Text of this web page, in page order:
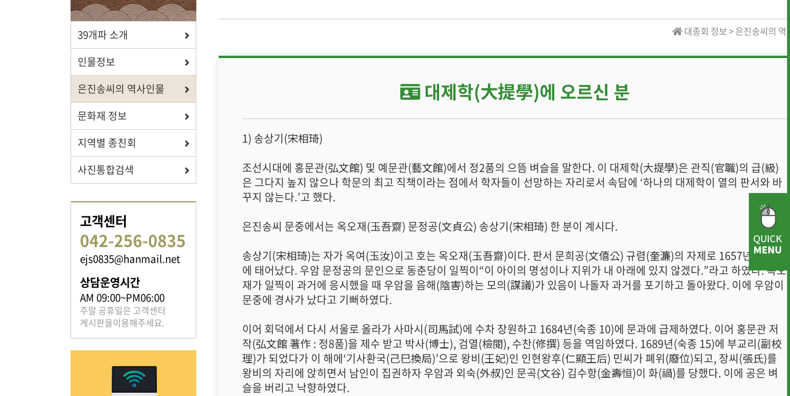
포상/장학
효행 정신과 숭조돈종의 사상이
투철한 장학생을 지원합니다.
· 쌍청당상 · 쌍청당상 소개
· 장학금 출연
· 역대 수상자 명단
· 역대 장학생 명단
자료실
보학, 전통상식, 도서관에서
· 은진송씨 종보
· 동영상자료실 · 도서목록표
족보 자료실
은진송씨의 족보를 확인하실 수 있습니다.
· 족보 자료실
· 공지사항 · 행사일정 · 행사사진 · 개선의견 제
39개파 소개
인물정보
은진송씨의 역사인물
문화재 정보
지역별 종친회
사진통합검색
고객센터
042-256-0835
ejs0835@hanmail.net
상담운영시간
AM 09:00~PM06:00
주말 공휴일은 고객센터
게시판을이용해주세요.
대종회 정보 > 은진송씨의 역
대제학(大提學)에 오르신 분
1) 송상기(宋相琦)
조선시대에 홍문관(弘文館) 및 예문관(藝文館)에서 정2품의 으뜸 벼슬을 말한다. 이 대제학(大提學)은 관직(官職)의 급(級)
은 그다지 높지 않으나 학문의 최고 직책이라는 점에서 학자들이 선망하는 자리로서 속담에 ‘하나의 대제학이 열의 판서와 바
꾸지 않는다.’고 했다.
은진송씨 문중에서는 옥오재(玉吾齋) 문정공(文貞公) 송상기(宋相琦) 한 분이 계시다.
송상기(宋相琦)는 자가 옥여(玉汝)이고 호는 옥오재(玉吾齋)이다. 판서 문희공(文僖公) 규렴(奎濂)의 자제로 1657년(효종 8)
에 태어났다. 우암 문정공의 문인으로 동춘당이 일찍이“이 아이의 명성이나 지위가 내 아래에 있지 않겠다.”라고 하였다. 옥오
재가 일찍이 과거에 응시했을 때 우암을 음해(陰害)하는 모의(謀議)가 있음이 나돌자 과거를 포기하고 돌아왔다. 이에 우암이
문중에 경사가 났다고 기뻐하였다.
이어 회덕에서 다시 서울로 올라가 사마시(司馬試)에 수차 장원하고 1684년(숙종 10)에 문과에 급제하였다. 이어 홍문관 저
작(弘文館 著作 : 정8품)을 제수 받고 박사(博士), 검열(檢閱), 수찬(修撰) 등을 역임하였다. 1689년(숙종 15)에 부교리(副校
理)가 되었다가 이 해에‘기사환국(己巳換局)’으로 왕비(王妃)인 인현왕후(仁顯王后) 민씨가 폐위(廢位)되고, 장씨(張氏)를
왕비의 자리에 앉히면서 남인이 집권하자 우암과 외숙(外叔)인 문곡(文谷) 김수항(金壽恒)이 화(禍)를 당했다. 이에 공은 벼
슬을 버리고 낙향하였다.